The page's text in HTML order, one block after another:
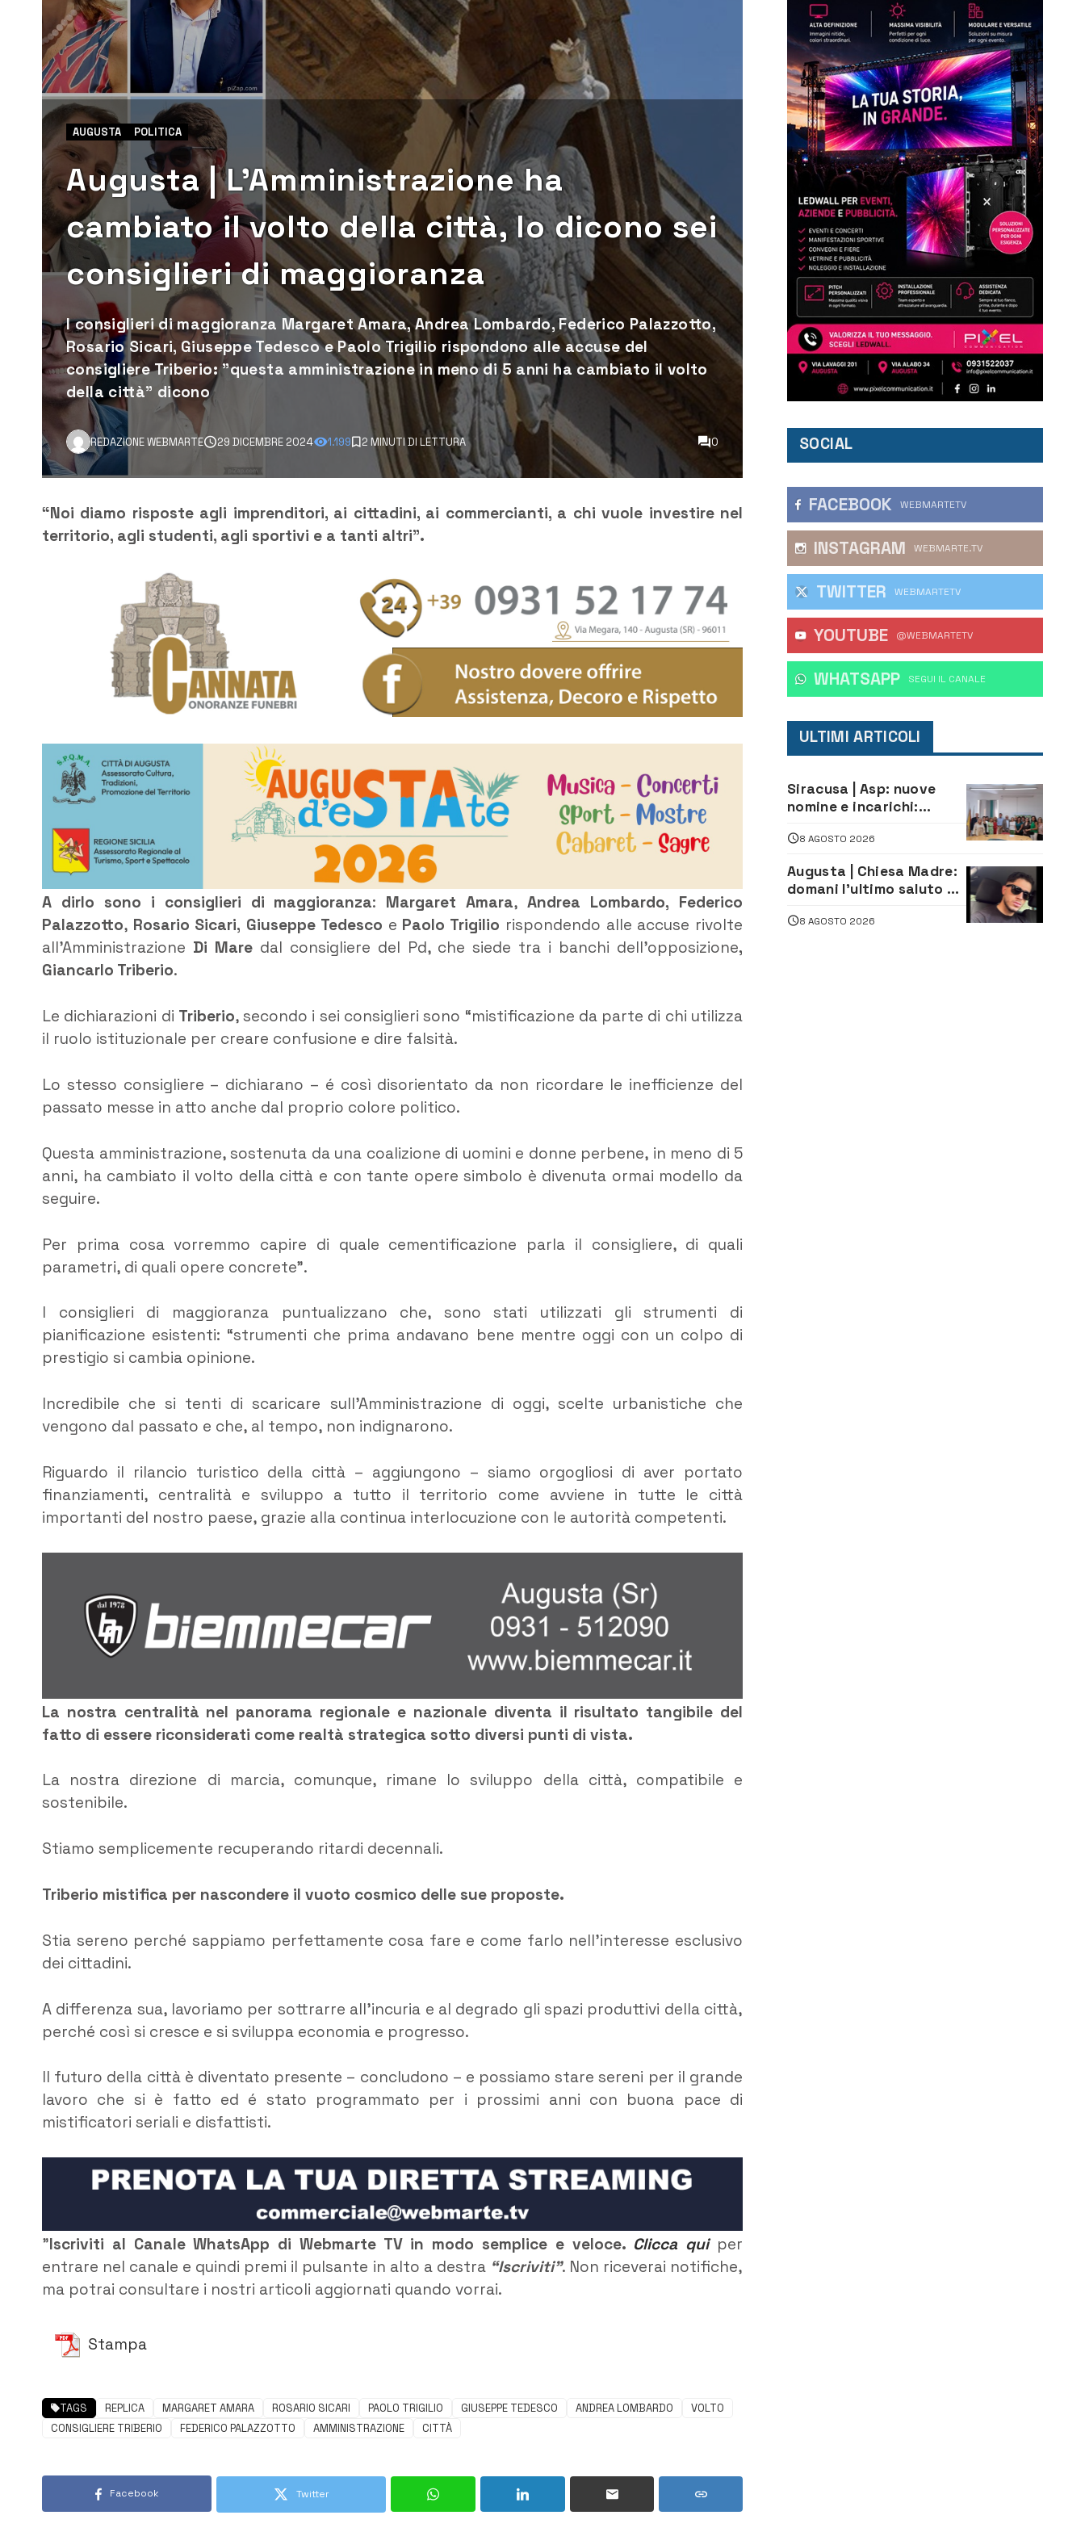
AUGUSTA POLITICA
Augusta | L’Amministrazione ha
cambiato il volto della città, lo dicono sei
consiglieri di maggioranza
I consiglieri di maggioranza Margaret Amara, Andrea Lombardo, Federico Palazzotto,
Rosario Sicari, Giuseppe Tedesco e Paolo Trigilio rispondono alle accuse del
consigliere Triberio: "questa amministrazione in meno di 5 anni ha cambiato il volto
della città" dicono
REDAZIONE WEBMARTE 29 DICEMBRE 2024 1.199 2 MINUTI DI LETTURA 0
“Noi diamo risposte agli imprenditori, ai cittadini, ai commercianti, a chi vuole investire nel
territorio, agli studenti, agli sportivi e a tanti altri”.
A dirlo sono i consiglieri di maggioranza: Margaret Amara,Andrea Lombardo, Federico
Palazzotto, Rosario Sicari, Giuseppe Tedesco e Paolo Trigilio rispondendo alle accuse rivolte
all’Amministrazione Di Mare dal consigliere del Pd, che siede tra i banchi dell’opposizione,
Giancarlo Triberio.
Le dichiarazioni di Triberio, secondo i sei consiglieri sono “mistificazione da parte di chi utilizza
il ruolo istituzionale per creare confusione e dire falsità.
Lo stesso consigliere – dichiarano – é così disorientato da non ricordare le inefficienze del
passato messe in atto anche dal proprio colore politico.
Questa amministrazione, sostenuta da una coalizione di uomini e donne perbene, in meno di 5
anni, ha cambiato il volto della città e con tante opere simbolo è divenuta ormai modello da
seguire.
Per prima cosa vorremmo capire di quale cementificazione parla il consigliere, di quali
parametri, di quali opere concrete”.
I consiglieri di maggioranza puntualizzano che, sono stati utilizzati gli strumenti di
pianificazione esistenti: “strumenti che prima andavano bene mentre oggi con un colpo di
prestigio si cambia opinione.
Incredibile che si tenti di scaricare sull’Amministrazione di oggi, scelte urbanistiche che
vengono dal passato e che, al tempo, non indignarono.
Riguardo il rilancio turistico della città – aggiungono – siamo orgogliosi di aver portato
finanziamenti, centralità e sviluppo a tutto il territorio come avviene in tutte le città
importanti del nostro paese, grazie alla continua interlocuzione con le autorità competenti.
La nostra centralità nel panorama regionale e nazionale diventa il risultato tangibile del
fatto di essere riconsiderati come realtà strategica sotto diversi punti di vista.
La nostra direzione di marcia, comunque, rimane lo sviluppo della città, compatibile e
sostenibile.
Stiamo semplicemente recuperando ritardi decennali.
Triberio mistifica per nascondere il vuoto cosmico delle sue proposte.
Stia sereno perché sappiamo perfettamente cosa fare e come farlo nell’interesse esclusivo
dei cittadini.
A differenza sua, lavoriamo per sottrarre all’incuria e al degrado gli spazi produttivi della città,
perché così si cresce e si sviluppa economia e progresso.
Il futuro della città è diventato presente – concludono – e possiamo stare sereni per il grande
lavoro che si è fatto ed é stato programmato per i prossimi anni con buona pace di
mistificatori seriali e disfattisti.
”Iscriviti al Canale WhatsApp di Webmarte TV in modo semplice e veloce. Clicca quiper
entrare nel canale e quindi premi il pulsante in alto a destra “Iscriviti”. Non riceverai notifiche,
ma potrai consultare i nostri articoli aggiornati quando vorrai.
Stampa
TAGS REPLICA MARGARET AMARA ROSARIO SICARI PAOLO TRIGILIO GIUSEPPE TEDESCO ANDREA LOMBARDO
VOLTO
CONSIGLIERE TRIBERIO
FEDERICO PALAZZOTTO AMMINISTRAZIONE CITTÀ
Facebook Twitter
SOCIAL
FACEBOOK WEBMARTETV
INSTAGRAM WEBMARTE.TV
TWITTER WEBMARTETV
YOUTUBE @WEBMARTETV
WHATSAPP ‎SEGUI IL CANALE
ULTIMI ARTICOLI
Siracusa | Asp: nuove
nomine e incarichi:
di Sanità pubblica,
Matteliano al Servizio
Legale
8 AGOSTO 2026
Augusta | Chiesa Madre:
domani l’ultimo saluto ad
morto in un incidente
8 AGOSTO 2026